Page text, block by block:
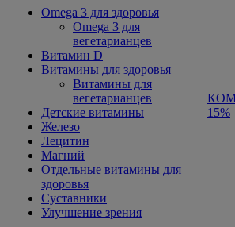
Omega 3 для здоровья
Omega 3 для
вегетарианцев
Витамин D
Витамины для здоровья
Витамины для
вегетарианцев
Детские витамины
Железо
Лецитин
Магний
Отдельные витамины для
здоровья
Суставники
Улучшение зрения
15%